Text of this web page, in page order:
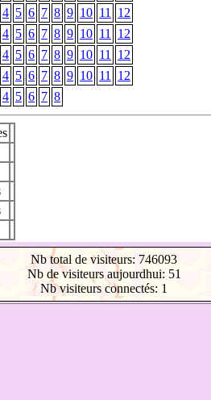
4 5 6 7 8 9 10 11
12
4 5 6 7 8 9 10 11
12
4 5 6 7 8 9 10 11
12
4 5 6 7 8 9 10 11
12
4 5 6 7 8
Nb total de visiteurs: 746093
Nb de visiteurs aujourdhui: 51
Nb visiteurs connectés: 1